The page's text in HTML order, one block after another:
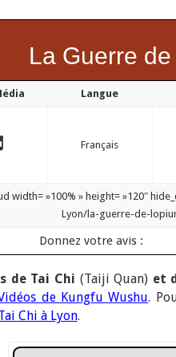
La Guerre
Langue
Français
width= »100% » height= »120″
Lyon/la-guerre-de-
Donnez votre avis :
de Tai Chi (Taiji Quan) et
de Kungfu Wushu.
Chi à Lyon.